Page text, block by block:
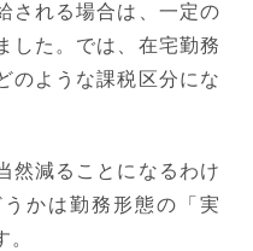
される場合は、一定の
した。では、在宅勤務
のような課税区分にな
然減ることになるわけ
かは勤務形態の「実